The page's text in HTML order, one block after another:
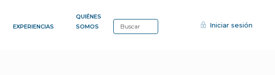
EXPERIENCIAS
QUIÉNES
SOMOS
Iniciar sesión